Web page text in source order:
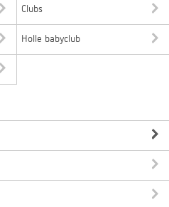
Clubs
Holle babyclub